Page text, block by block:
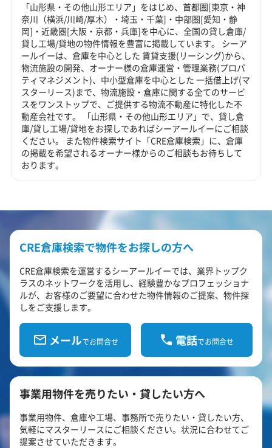
「山形県・その他山形エリア」をはじめ、首都圏[東京・神
奈川（横浜/川崎/厚木）・埼玉・千葉]・中部圏[愛知・静
岡]・近畿圏[大阪・京都・兵庫]を中心に、全国の貸し倉庫/
貸し工場/貸地の物件情報を豊富に掲載しています。 シーア
ールイーは、倉庫を中心とした 賃貸支援(リーシング)から、
物流施設の開発、オーナー様の倉庫運営・管理業務(プロパ
ティマネジメント)、中小型倉庫を中心とした 一括借上げ(マ
スターリース)まで、物流施設・倉庫に関する全てのサービ
スをワンストップで、ご提供する物流不動産に特化した不
動産会社です。 「山形県・その他山形エリア」で、貸し倉
庫/貸し工場/貸地をお探しであればシーアールイーにご相談
ください。 また物件検索サイト「CRE倉庫検索」に、倉庫
の掲載を希望されるオーナー様からのご相談もお待ちして
おります。
CRE倉庫検索で物件をお探しの方へ
CRE倉庫検索を運営するシーアールイーでは、業界トップク
ラスのネットワークを活用し、経験豊かなプロフェッショナ
ルが、お客様のご要望に合わせた物件情報のご提案、物件探
しをご支援します。
メールでお問合せ 電話でお問合せ
事業用物件を売りたい・貸したい方へ
事業用物件、倉庫や工場、事務所で売りたい・貸したい方、
気軽にマスターリースにご相談ください。状況に合わせてご
提案させていただきます。